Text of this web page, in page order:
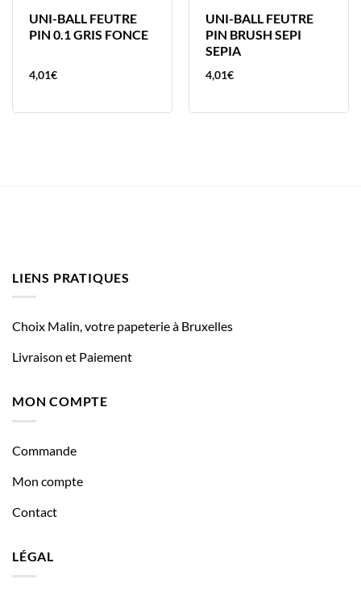
UNI-BALL FEUTRE
PIN 0.1 GRIS FONCE
4,01€
UNI-BALL FEUTRE
PIN BRUSH SEPI
SEPIA
4,01€
LIENS PRATIQUES
Choix Malin, votre papeterie à Bruxelles
Livraison et Paiement
MON COMPTE
Commande
Mon compte
Contact
LÉGAL